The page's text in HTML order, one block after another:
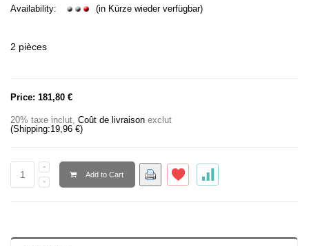
Availability: (in Kürze wieder verfügbar)
2 pièces
Price: 181,80 €
20% taxe inclut, Coût de livraison exclut
(Shipping:19,96 €)
Add to Cart